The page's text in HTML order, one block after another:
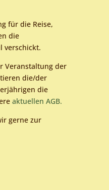
für die Reise,
die
verschickt.
Veranstaltung der
die/der
die
aktuellen AGB.
gerne zur